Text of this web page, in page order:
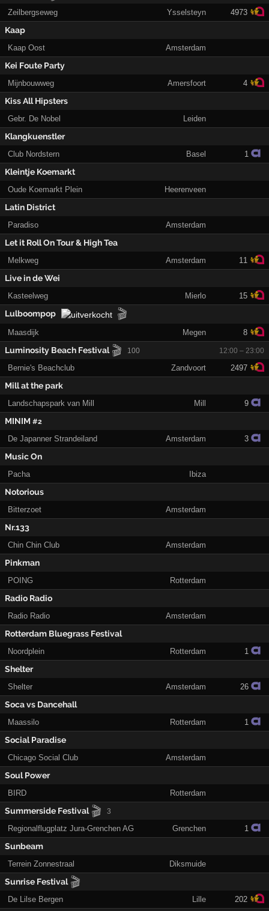
Zeilbergseweg Ysselsteyn 4973
Kaap
Kaap Oost Amsterdam
Kei Foute Party
Mijnbouwweg Amersfoort 4
Kiss All Hipsters
Gebr. De Nobel Leiden
Klangkuenstler
Club Nordstern Basel 1
Kleintje Koemarkt
Oude Koemarkt Plein Heerenveen
Latin District
Paradiso Amsterdam
Let it Roll On Tour & High Tea
Melkweg Amsterdam 11
Live in de Wei
Kasteelweg Mierlo 15
Lulboompop 🎬
Maasdijk Megen 8
Luminosity Beach Festival 🎬 100 12:00 – 23:00
Bernie's Beachclub Zandvoort 2497
Mill at the park
Landschapspark van Mill Mill 9
MINIM#2
De Japanner Strandeiland Amsterdam 3
Music On
Pacha Ibiza
Notorious
Bitterzoet Amsterdam
Nr.133
Chin Chin Club Amsterdam
Pinkman
POING Rotterdam
Radio Radio
Radio Radio Amsterdam
Rotterdam Bluegrass Festival
Noordplein Rotterdam 1
Shelter
Shelter Amsterdam 26
Soca vs Dancehall
Maassilo Rotterdam 1
Social Paradise
Chicago Social Club Amsterdam
Soul Power
BIRD Rotterdam
Summerside Festival 🎬 3
Regionalflugplatz Jura-Grenchen AG Grenchen 1
Sunbeam
Terrein Zonnestraal Diksmuide
Sunrise Festival 🎬
De Lilse Bergen Lille 202